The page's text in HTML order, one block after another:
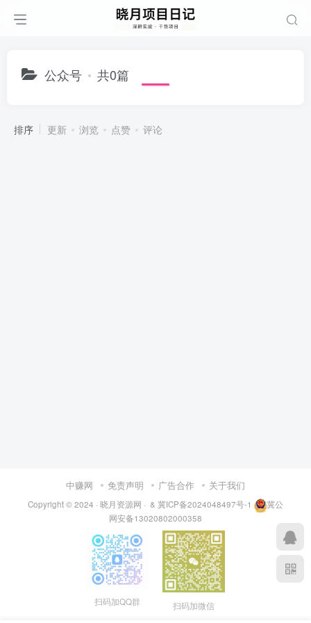
公众号 共0篇
排序 更新 浏览 点赞 评论
中赚网 免责声明 广告合作 关于我们
Copyright © 2024 · 晓月资源网 · & 冀ICP备2024048497号-1
冀公
网安备13020802000358
扫码加QQ群 扫码加微信